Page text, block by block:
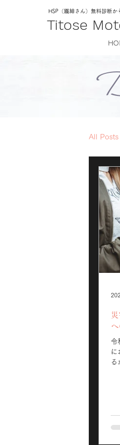
Titose
HSP（繊細さん）無料診断か
All Posts
令
に
る